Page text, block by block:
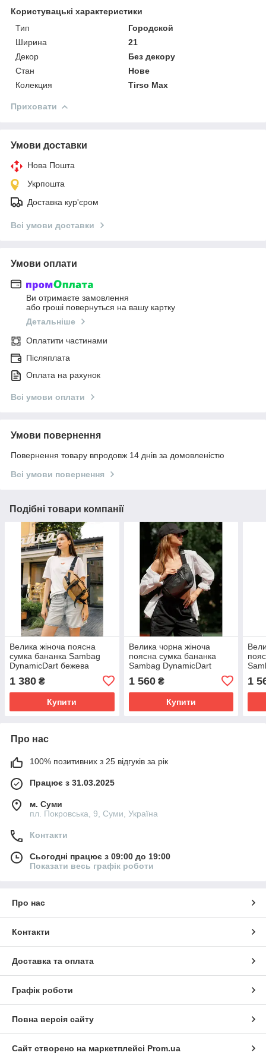
Користувацькі характеристики
Тип
Городской
Ширина
21
Декор
Без декору
Стан
Нове
Колекция
Tirso Max
Приховати
Умови доставки
Нова Пошта
Укрпошта
Доставка кур'єром
Всі умови доставки
Умови оплати
Ви отримаєте замовлення
або гроші повернуться на вашу картку
Детальніше
Оплатити частинами
Післяплата
Оплата на рахунок
Всі умови оплати
Умови повернення
Повернення товару впродовж 14 днів за домовленістю
Всі умови повернення
Подібні товари компанії
Велика жіноча поясна
сумка бананка Sambag
DynamicDart бежева
1 380 ₴
Купити
Велика чорна жіноча
поясна сумка бананка
Sambag DynamicDart
1 560₴
Купити
1
Про нас
100% позитивних з 25 відгуків за рік
Працює з 31.03.2025
м. Суми
пл. Покровська, 9, Суми, Україна
Контакти
Сьогодні працює з 09:00 до 19:00
Показати весь графік роботи
Про нас
Контакти
Доставка та оплата
Графік роботи
Повна версія сайту
Сайт створено на маркетплейсі Prom.ua